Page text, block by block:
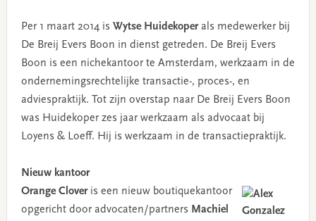
Per 1 maart 2014 is Wytse Huidekoperals medewerker bij
De Breij Evers Boon in dienst getreden. De Breij Evers
Boon is een nichekantoor te Amsterdam, werkzaam in de
ondernemingsrechtelijke transactie-, proces-, en
adviespraktijk. Tot zijn overstap naar De Breij Evers Boon
was Huidekoper zes jaar werkzaam als advocaat bij
Loyens & Loeff. Hij is werkzaam in de transactiepraktijk.
Nieuw kantoor
Orange Cloveris een nieuw boutiquekantoor
opgericht door advocaten/partners Machiel